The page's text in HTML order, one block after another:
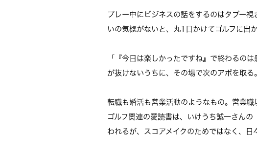
プレー中にビジネスの話をするのはタブー
いの気概がないと、丸1日かけてゴルフに出
「『今日は楽しかったですね』で終わるの
が抜けないうちに、その場で次のアポを取
転職も婚活も営業活動のようなもの。営業職
ゴルフ関連の愛読書は、いけうち誠一さん
われるが、スコアメイクのためではなく、日